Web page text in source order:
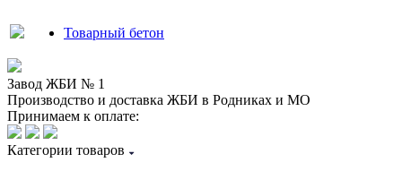
Товарный бетон
Завод ЖБИ № 1
Производство и доставка ЖБИ в Родниках и МО
Принимаем к оплате:
Категории товаров